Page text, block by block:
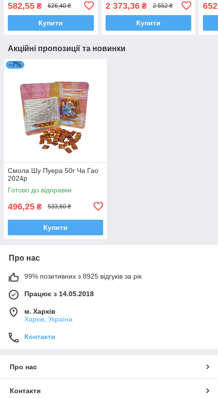
582,55 ₴ 626,40 ₴
Купити
2 373,36₴ 2 552 ₴
Купити
Акційні пропозиції та новинки
–7%
Смола Шу Пуера 50г Ча Гао
2024р
Готово до відправки
496,25 ₴ 533,60 ₴
Купити
Про нас
99% позитивних з 8925 відгуків за рік
Працює з 14.05.2018
м. Харків
Харків, Україна
Контакти
Про нас
Контакти